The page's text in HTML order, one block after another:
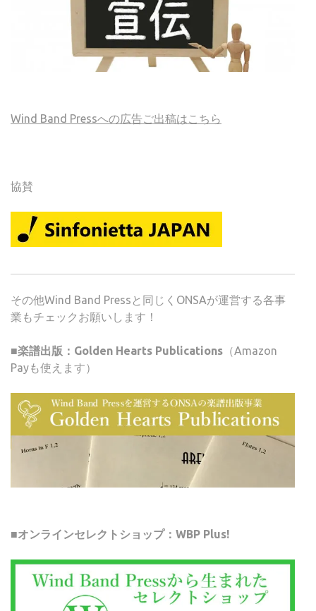
Wind Band Pressへの広告ご出稿はこちら
協賛
その他Wind Band Pressと同じくONSAが運営する各事
業もチェックお願いします！
■楽譜出版：Golden Hearts Publications （Amazon
Payも使えます）
■オンラインセレクトショップ：WBP Plus!